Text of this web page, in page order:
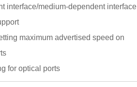
interface/medium-dependent interface
maximum advertised speed on
for optical ports